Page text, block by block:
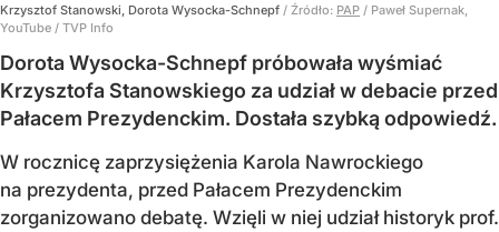
Krzysztof Stanowski, Dorota Wysocka-Schnepf / Źródło: PAP / Paweł Supernak,
YouTube / TVP Info
Dorota Wysocka-Schnepf próbowała wyśmiać
Krzysztofa Stanowskiego za udział w debacie przed
Pałacem Prezydenckim. Dostała szybką odpowiedź.
W rocznicę zaprzysiężenia Karola Nawrockiego
na prezydenta, przed Pałacem Prezydenckim
zorganizowano debatę. Wzięli w niej udział historyk prof.